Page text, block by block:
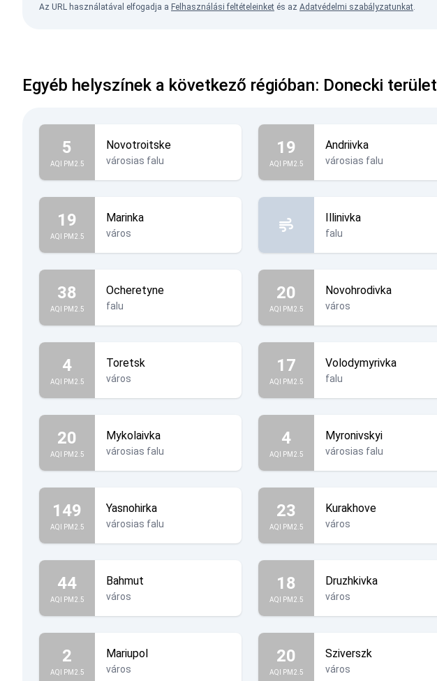
Az URL használatával elfogadja a Felhasználási feltételeinket és az Adatvédelmi szabályzatunkat.
Egyéb helyszínek a következő régióban: Donecki terület
5
AQI PM2.5
Novotroitske
városias falu
19
AQI PM2.5
Andriivka
városias falu
19
AQI PM2.5
Marinka
város
Illinivka
falu
38
AQI PM2.5
Ocheretyne
falu
20
AQI PM2.5
Novohrodivka
város
4
AQI PM2.5
Toretsk
város
17
AQI PM2.5
Volodymyrivka
falu
20
AQI PM2.5
Mykolaivka
városias falu
4
AQI PM2.5
Myronivskyi
városias falu
149
AQI PM2.5
Yasnohirka
városias falu
23
AQI PM2.5
Kurakhove
város
44
AQI PM2.5
Bahmut
város
18
AQI PM2.5
Druzhkivka
város
2
AQI PM2.5
Mariupol
város
20
AQI PM2.5
Sziverszk
város